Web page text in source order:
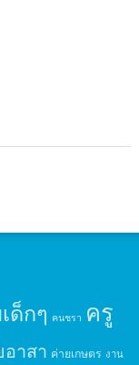
ด็กๆ คนชรา ครู
อาสา ค่ายเกษตร งาน